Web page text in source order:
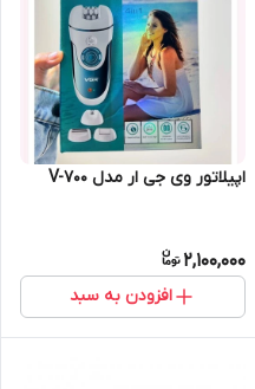
اپیلاتور وی جی ار مدل V-700
2,100,000
افزودن به سبد